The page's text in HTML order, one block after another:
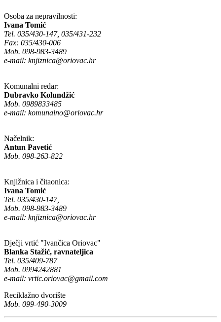
Osoba za nepravilnosti:
Ivana Tomić
Tel. 035/430-147, 035/431-232
Fax: 035/430-006
Mob. 098-983-3489
e-mail: knjiznica@oriovac.hr
Komunalni redar:
Dubravko Kolundžić
Mob. 0989833485
e-mail: komunalno@oriovac.hr
Načelnik:
Antun Pavetić
Mob. 098-263-822
Knjižnica i čitaonica:
Ivana Tomić
Tel. 035/430-147,
Mob. 098-983-3489
e-mail: knjiznica@oriovac.hr
Dječji vrtić "Ivančica Oriovac"
Blanka Stažić, ravnateljica
Tel. 035/409-787
Mob. 0994242881
e-mail: vrtic.oriovac@gmail.com
Reciklažno dvorište
Mob. 099-490-3009